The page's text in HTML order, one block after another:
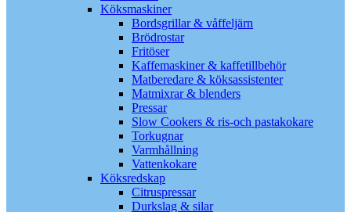
Köksmaskiner
Bordsgrillar & våffeljärn
Brödrostar
Fritöser
Kaffemaskiner & kaffetillbehör
Matberedare & köksassistenter
Matmixrar & blenders
Pressar
Slow Cookers & ris-och pastakokare
Torkugnar
Varmhållning
Vattenkokare
Köksredskap
Citruspressar
Durkslag & silar